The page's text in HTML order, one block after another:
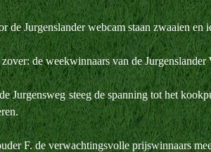
de Jurgenslander webcam staan zwaaien
de weekwinnaars van de
Jurgensweg steeg de spanning tot het
F. de verwachtingsvolle prijswinnaars